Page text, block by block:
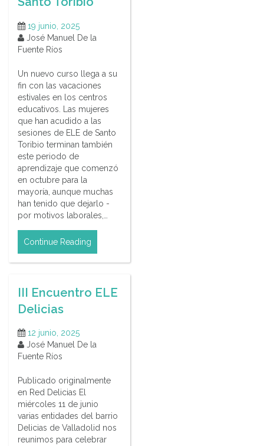
19 junio, 2025
José Manuel De la
Fuente Ríos
Un nuevo curso llega a su
fin con las vacaciones
estivales en los centros
educativos. Las mujeres
que han acudido a las
sesiones de ELE de Santo
Toribio terminan también
este periodo de
aprendizaje que comenzó
en octubre para la
mayoría, aunque muchas
han tenido que dejarlo -
por motivos laborales,…
Continue Reading
III Encuentro ELE
Delicias
12 junio, 2025
José Manuel De la
Fuente Ríos
Publicado originalmente
en Red Delicias El
miércoles 11 de junio
varias entidades del barrio
Delicias de Valladolid nos
reunimos para celebrar